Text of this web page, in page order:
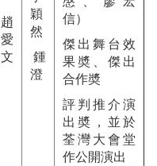
趙
愛
文
穎
然
鍾
澄
信）
傑出舞台效
果奬、傑出
合作奬
評判推介演
出奬，並於
荃灣大會堂
作公開演出